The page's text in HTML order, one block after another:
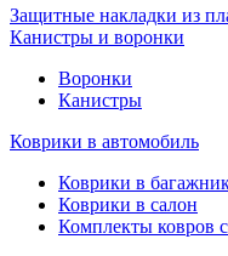
Защитные накладки из
Канистры и воронки
Воронки
Канистры
Коврики в автомобиль
Коврики в
Коврики в салон
Комплекты ковров